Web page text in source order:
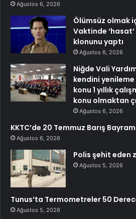
Ağustos 6, 2026
Ölümsüz olmak
Vaktinde
klonunu yaptı
Ağustos 6, 2026
Niğde Vali
kendini yenileme
konu 1 yıllık
konu olmaktan
Ağustos 6, 2026
KKTC’de 20 Temmuz Barış
Ağustos 6, 2026
Polis şehit eden
Ağustos 5, 2026
Tunus’ta Termometreler 50
Ağustos 5, 2026